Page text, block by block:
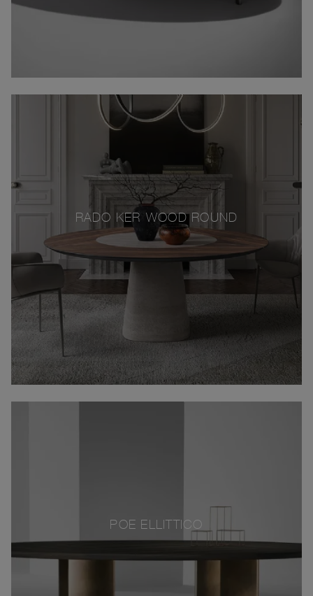
RADO KER-WOOD ROUND
POE ELLITTICO